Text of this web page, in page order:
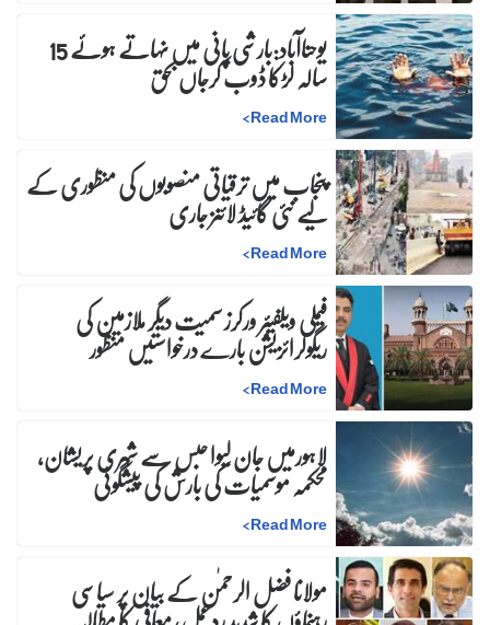
یوحناآباد:بارشی پانی میں نہاتے ہوئے 15 سالہ لڑکا ڈوب کرجاں بحق
Read More
>
پنجاب میں ترقیاتی منصوبوں کی منظوری کے
لیے نئی گائیڈ لائنز جاری
Read More
>
فیملی ویلفیئر ورکرز سمیت دیگر ملازمین کی
ریگولرائزیشن بارے درخواستیں منظور
Read More
>
لاہورمیں جان لیوا حبس سے شہری پریشان،
محکمہ موسمیات کی بارش کی پیشگوئی
Read More
>
مولانا فضل الرحمٰن کے بیان پر سیاسی